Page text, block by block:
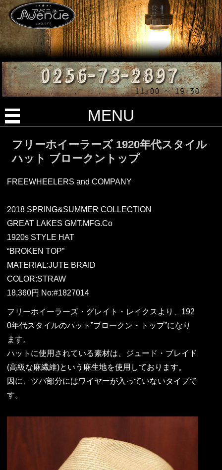
MENU
フリーホイーラーズ 1920年代スタイル
ハット ブロークントップ
FREEWHEELERS and COMPANY
2018 SPRING&SUMMER COLLECTION
GREAT LAKES GMT.MFG.Co
1920s STYLE HAT
“BROKEN TOP”
MATERIAL:JUTE BRAID
COLOR:STRAW
18,360円 No:#1827014
フリーホイーラーズ・グレイト・レイクスより、192
0年代スタイルのハット”ブロークン・トップ”になり
ます。
ハットに使用されている素材は、ジュード・ブレイド
(高級な麻繊維)という麻生地を使用しております。
因に、ツバ部分にはワイヤーが入っていないタイプで
す。